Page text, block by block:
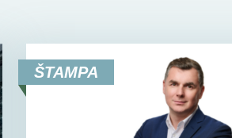
ŠTAMPA